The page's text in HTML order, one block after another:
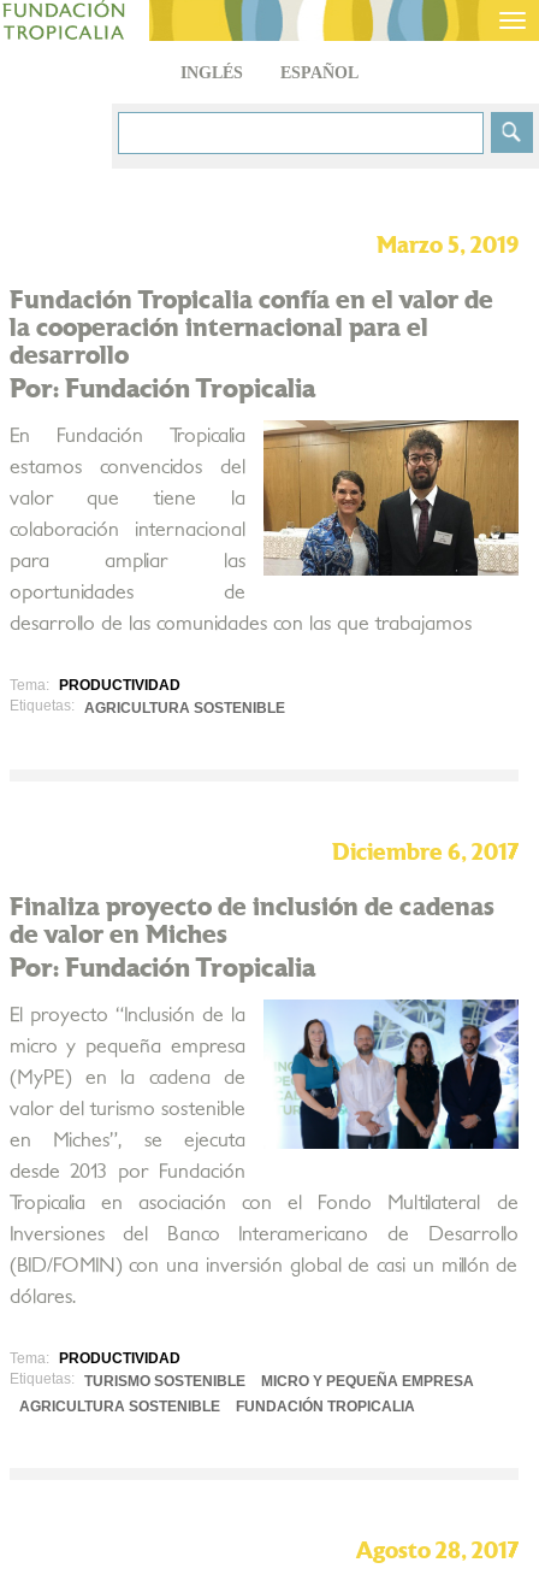
INGLÉS ESPAÑOL
Marzo 5, 2019
Fundación Tropicalia confía en el valor de
la cooperación internacional para el
desarrollo
Por: Fundación Tropicalia
En Fundación Tropicalia
estamos convencidos del
valor que tiene la
colaboración internacional
para ampliar las
oportunidades de
desarrollo de las comunidades con las que trabajamos
Tema:
PRODUCTIVIDAD
Etiquetas:
AGRICULTURA SOSTENIBLE
Diciembre 6, 2017
Finaliza proyecto de inclusión de cadenas
de valor en Miches
Por: Fundación Tropicalia
El proyecto “Inclusión de la
micro y pequeña empresa
(MyPE) en la cadena de
valor del turismo sostenible
en Miches”, se ejecuta
desde 2013 por Fundación
Tropicalia en asociación con el Fondo Multilateral de
Inversiones del Banco Interamericano de Desarrollo
(BID/FOMIN) con una inversión global de casi un millón de
dólares.
Tema:
PRODUCTIVIDAD
Etiquetas:
TURISMO SOSTENIBLE
MICRO Y PEQUEÑA EMPRESA
AGRICULTURA SOSTENIBLE
FUNDACIÓN TROPICALIA
Agosto 28, 2017